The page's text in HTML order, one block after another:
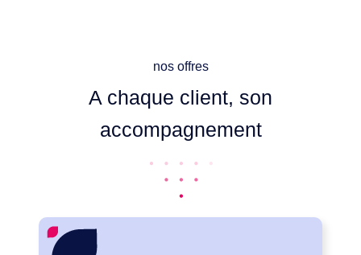
nos offres
A chaque client, son
accompagnement